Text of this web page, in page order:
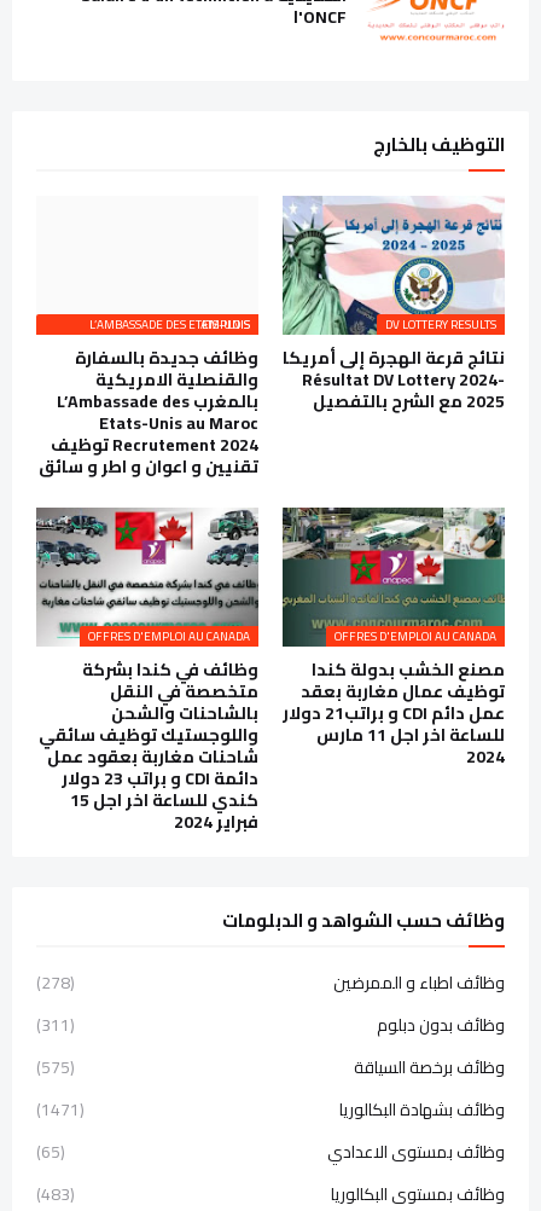
l'ONCF
التوظيف بالخارج
DV LOTTERY RESULTS
نتائج قرعة الهجرة إلى أمريكا
Résultat DV Lottery 2024-
2025 مع الشرح بالتفصيل
L’AMBASSADE DES ETATS-UNIS EMPLOIS
وظائف جديدة بالسفارة
والقنصلية الامريكية
بالمغرب L’Ambassade des
Etats-Unis au Maroc
Recrutement 2024 توظيف
تقنيين و اعوان و اطر و سائق
OFFRES D'EMPLOI AU CANADA
مصنع الخشب بدولة كندا
توظيف عمال مغاربة بعقد
عمل دائم CDI و براتب21 دولار
للساعة اخر اجل 11 مارس
2024
OFFRES D'EMPLOI AU CANADA
وظائف في كندا بشركة
متخصصة في النقل
بالشاحنات والشحن
واللوجستيك توظيف سائقي
شاحنات مغاربة بعقود عمل
دائمة CDI و براتب 23 دولار
كندي للساعة اخر اجل 15
فبراير 2024
وظائف حسب الشواهد و الدبلومات
وظائف اطباء و الممرضين
(278)
وظائف بدون دبلوم
(311)
وظائف برخصة السياقة
(575)
وظائف بشهادة البكالوريا
(1471)
وظائف بمستوى الاعدادي
(65)
وظائف بمستوى البكالوريا
(483)